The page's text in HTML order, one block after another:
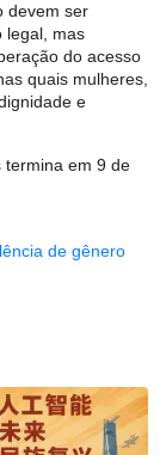
devem ser
legal, mas
do acesso
quais mulheres,
e
termina em 9 de
de gênero